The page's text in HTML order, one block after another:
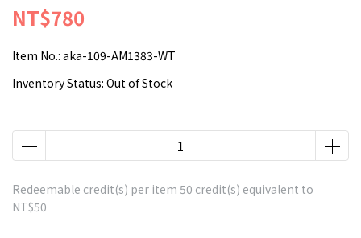
NT$780
Item No.: aka-109-AM1383-WT
Inventory Status: Out of Stock
Redeemable credit(s) per item 50 credit(s) equivalent to
NT$50